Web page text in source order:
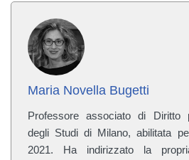
Maria Novella Bugetti
Professore associato di Diritto
degli Studi di Milano, abilitata
2021. Ha indirizzato la